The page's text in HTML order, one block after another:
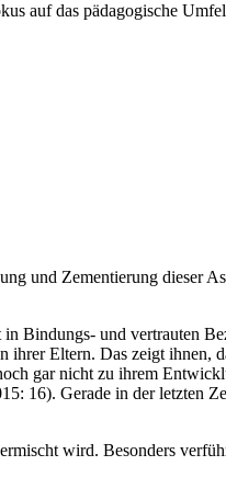
auf das pädagogische
und Zementierung dieser
Bindungs- und vertrauten
Eltern. Das zeigt ihnen,
gar nicht zu ihrem
16). Gerade in der letzten
wird. Besonders